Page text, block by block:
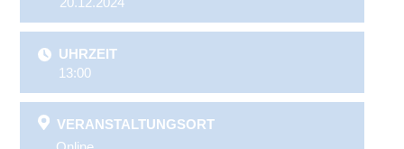
UHRZEIT
13:00
VERANSTALTUNGSORT